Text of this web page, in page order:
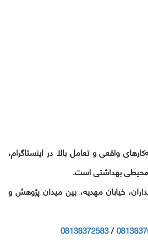
واقعی و تعامل بالا در اینستاگرام،
محیطی بهداشتی است.
خیابان مهدیه، بین میدان پژوهش و
/
08138372583